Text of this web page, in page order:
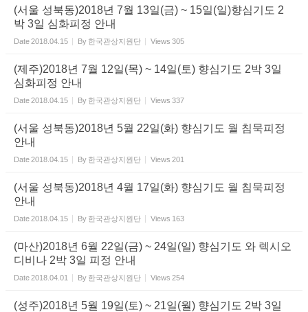
(서울 성북동)2018년 7월 13일(금) ~ 15일(일)향심기도 2
박 3일 심화피정 안내
Date2018.04.15 By 한국관상지원단 Views 305
(제주)2018년 7월 12일(목) ~ 14일(토) 향심기도 2박 3일
심화피정 안내
Date2018.04.15 By 한국관상지원단 Views 337
(서울 성북동)2018년 5월 22일(화) 향심기도 월 침묵피정
안내
Date2018.04.15 By 한국관상지원단 Views 201
(서울 성북동)2018년 4월 17일(화) 향심기도 월 침묵피정
안내
Date2018.04.15 By 한국관상지원단 Views 163
(마산)2018년 6월 22일(금) ~ 24일(일) 향심기도 와 렉시오
디비나 2박 3일 피정 안내
Date2018.04.01 By 한국관상지원단 Views 254
(성주)2018년 5월 19일(토) ~ 21일(월) 향심기도 2박 3일